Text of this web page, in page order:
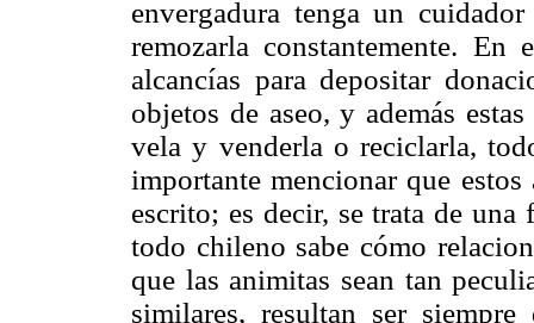
envergadura tenga un
remozarla constantemente.
alcancías para depositar
objetos de aseo, y además
vela y venderla o reciclarla,
importante mencionar que
escrito; es decir, se trata de
todo chileno sabe cómo
que las animitas sean tan
similares, resultan ser